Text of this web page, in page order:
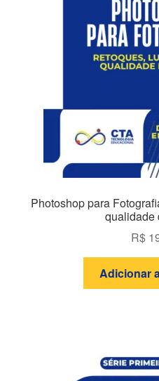
Photoshop para
qualidade
R$
Adicionar